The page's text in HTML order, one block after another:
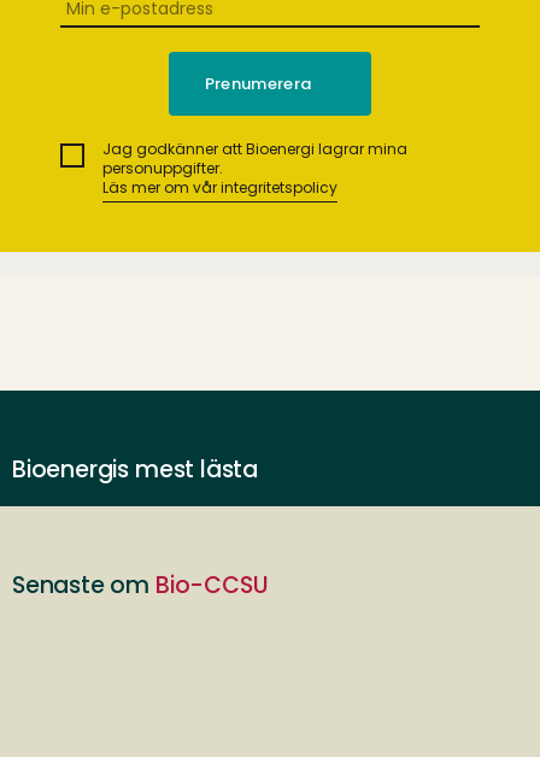
Jag godkänner att Bioenergi lagrar mina
personuppgifter.
Läs mer om vår integritetspolicy
Bioenergis mest lästa
Senaste om Bio-CCSU